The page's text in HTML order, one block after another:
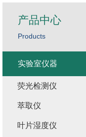
产品中心
Products
实验室仪器
荧光检测仪
萃取仪
叶片湿度仪